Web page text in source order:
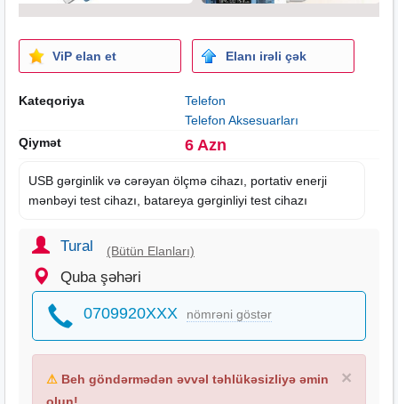
ViP elan et Elanı irəli çək
Kateqoriya
Telefon
Telefon Aksesuarları
Qiymət
6 Azn
USB gərginlik və cərəyan ölçmə cihazı, portativ enerji
mənbəyi test cihazı, batareya gərginliyi test cihazı
Tural (Bütün Elanları)
Quba şəhəri
0709920XXX nömrəni göstər
×
⚠ Beh göndərmədən əvvəl təhlükəsizliyə əmin
olun!